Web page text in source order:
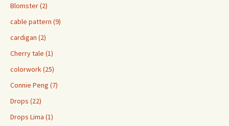
Blomster (2)
cable pattern (9)
cardigan (2)
Cherry tale (1)
colorwork (25)
Connie Peng (7)
Drops (22)
Drops Lima (1)